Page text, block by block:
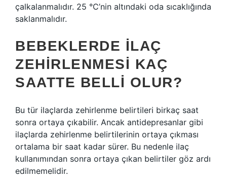
çalkalanmalıdır. 25 °C’nin altındaki oda sıcaklığında
saklanmalıdır.
BEBEKLERDE ILAÇ
ZEHIRLENMESI KAÇ
SAATTE BELLI OLUR?
Bu tür ilaçlarda zehirlenme belirtileri birkaç saat
sonra ortaya çıkabilir. Ancak antidepresanlar gibi
ilaçlarda zehirlenme belirtilerinin ortaya çıkması
ortalama bir saat kadar sürer. Bu nedenle ilaç
kullanımından sonra ortaya çıkan belirtiler göz ardı
edilmemelidir.